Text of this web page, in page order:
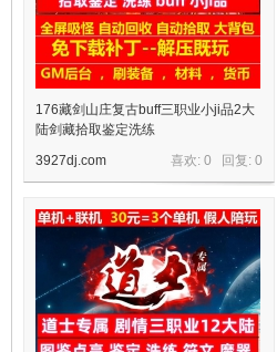
176藏剑山庄复古buff三职业小ji品2大
陆剑藏拾取鉴定洗练
喜欢: 0 回复: 0
3927dj.com